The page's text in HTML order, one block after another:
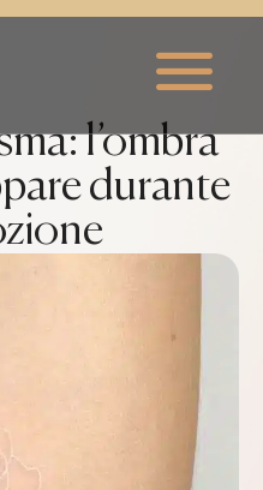
l’ombra
durante